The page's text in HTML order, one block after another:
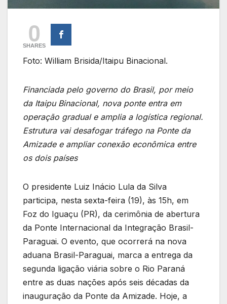
0
SHARES
Foto: William Brisida/Itaipu Binacional.
Financiada pelo governo do Brasil, por meio
da Itaipu Binacional, nova ponte entra em
operação gradual e amplia a logística regional.
Estrutura vai desafogar tráfego na Ponte da
Amizade e ampliar conexão econômica entre
os dois países
O presidente Luiz Inácio Lula da Silva
participa, nesta sexta-feira (19), às 15h, em
Foz do Iguaçu (PR), da cerimônia de abertura
da Ponte Internacional da Integração Brasil-
Paraguai. O evento, que ocorrerá na nova
aduana Brasil-Paraguai, marca a entrega da
segunda ligação viária sobre o Rio Paraná
entre as duas nações após seis décadas da
inauguração da Ponte da Amizade. Hoje, a